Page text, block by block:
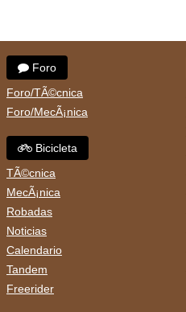
Foro
Foro/TÃ©cnica
Foro/MecÃ¡nica
Bicicleta
TÃ©cnica
MecÃ¡nica
Robadas
Noticias
Calendario
Tandem
Freerider